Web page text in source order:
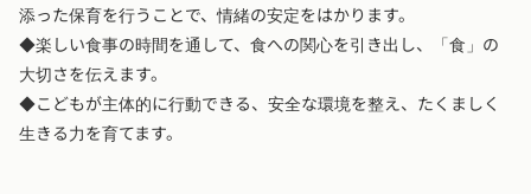
添った保育を行うことで、情緒の安定をはかります。
◆楽しい食事の時間を通して、食への関心を引き出し、「食」の
大切さを伝えます。
◆こどもが主体的に行動できる、安全な環境を整え、たくましく
生きる力を育てます。